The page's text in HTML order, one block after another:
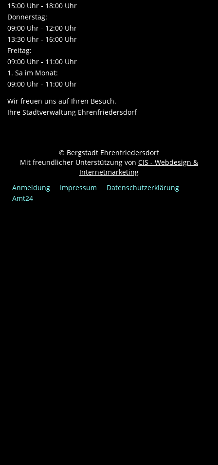
15:00 Uhr - 18:00 Uhr
Donnerstag:
09:00 Uhr - 12:00 Uhr
13:30 Uhr - 16:00 Uhr
Freitag:
09:00 Uhr - 11:00 Uhr
1. Sa im Monat:
09:00 Uhr - 11:00 Uhr
Wir freuen uns auf Ihren Besuch.
Ihre Stadtverwaltung Ehrenfriedersdorf
© Bergstadt Ehrenfriedersdorf
Mit freundlicher Unterstützung von CIS - Webdesign &
Internetmarketing
Anmeldung
Impressum
Datenschutzerklärung
Amt24